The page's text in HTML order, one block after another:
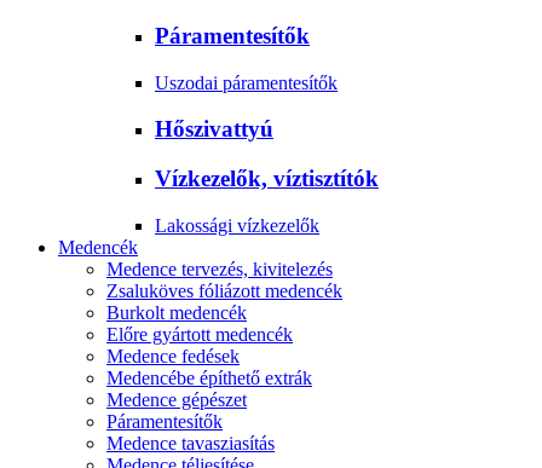
Páramentesítők
Uszodai páramentesítők
Hőszivattyú
Vízkezelők, víztisztítók
Lakossági vízkezelők
Medencék
Medence tervezés, kivitelezés
Zsaluköves fóliázott medencék
Burkolt medencék
Előre gyártott medencék
Medence fedések
Medencébe építhető extrák
Medence gépészet
Páramentesítők
Medence tavasziasítás